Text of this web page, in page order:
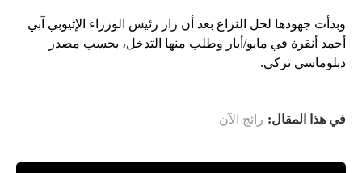
وبدأت جهودها لحل النزاع بعد أن زار رئيس الوزراء الإثيوبي آبي
أحمد أنقرة في مايو/أيار وطلب منها التدخل، بحسب مصدر
دبلوماسي تركي.
في هذا المقال: رائج الآن